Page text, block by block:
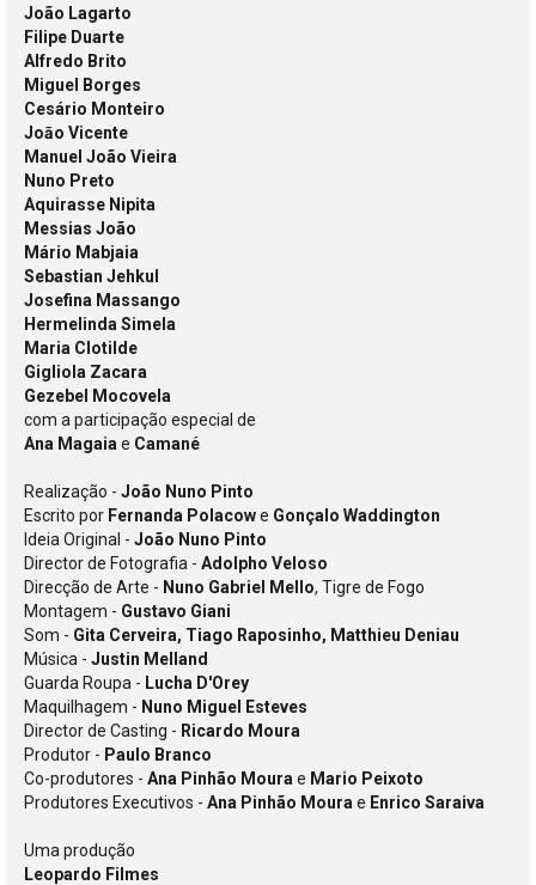
João Lagarto
Filipe Duarte
Alfredo Brito
Miguel Borges
Cesário Monteiro
Joāo Vicente
Manuel João Vieira
Nuno Preto
Aquirasse Nipita
Messias João
Mário Mabjaia
Sebastian Jehkul
Josefina Massango
Hermelinda Simela
Maria Clotilde
Gigliola Zacara
Gezebel Mocovela
com a participação especial de
Ana Magaia e Camané
Realização - João Nuno Pinto
Escrito por Fernanda Polacowe Gonçalo Waddington
Ideia Original - João Nuno Pinto
Director de Fotografia - Adolpho Veloso
Direcção de Arte - Nuno Gabriel Mello, Tigre de Fogo
Montagem - Gustavo Giani
Som - Gita Cerveira, Tiago Raposinho, Matthieu Deniau
Música - Justin Melland
Guarda Roupa - Lucha D'Orey
Maquilhagem - Nuno Miguel Esteves
Director de Casting - Ricardo Moura
Produtor - Paulo Branco
Co-produtores - Ana Pinhão Moura e Mario Peixoto
Produtores Executivos - Ana Pinhão Moura e Enrico Saraiva
Uma produção
Leopardo Filmes